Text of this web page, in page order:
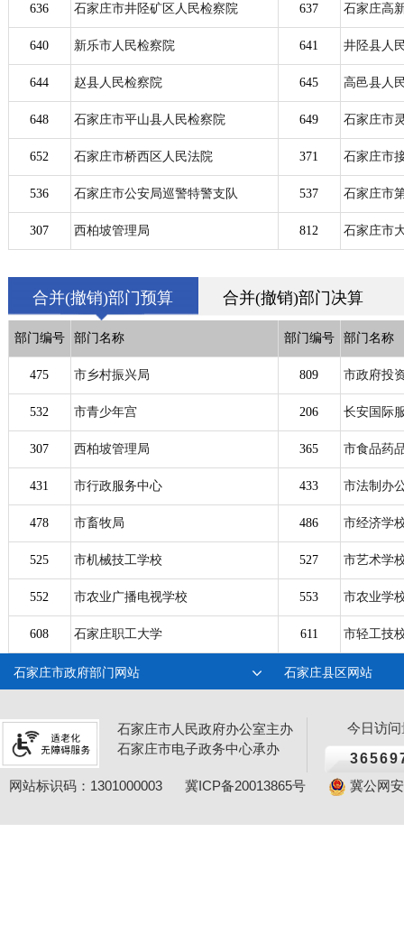
636 石家庄市井陉矿区人民检察院 637 石家庄高
640 新乐市人民检察院 641 井陉县人
644 赵县人民检察院 645 高邑县人
648 石家庄市平山县人民检察院 649 石家庄市
652 石家庄市桥西区人民法院 371 石家庄市
536 石家庄市公安局巡警特警支队 537 石家庄市
307 西柏坡管理局 812 石家庄市
合并(撤销)部门预算 合并(撤销)部门决算
部门编号 部门名称 部门编号 部门名称
475 市乡村振兴局 809 市政府投
532 市青少年宫 206 长安国际
307 西柏坡管理局 365 市食品药
431 市行政服务中心 433 市法制办
478 市畜牧局 486 市经济学
525 市机械技工学校 527 市艺术学
552 市农业广播电视学校 553 市农业学
608 石家庄职工大学 611 市轻工技